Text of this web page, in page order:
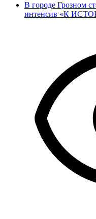
В городе Грозном
интенсив «К